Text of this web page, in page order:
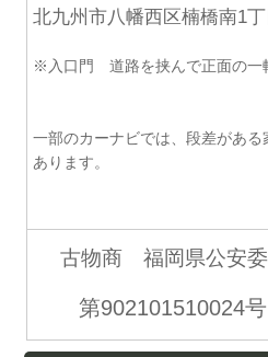
北九州市八幡西区楠橋南1
※入口門 道路を挟んで正面の一
一部のカーナビでは、段差があ
あります。
古物商 福岡県公安委
第902101510024号